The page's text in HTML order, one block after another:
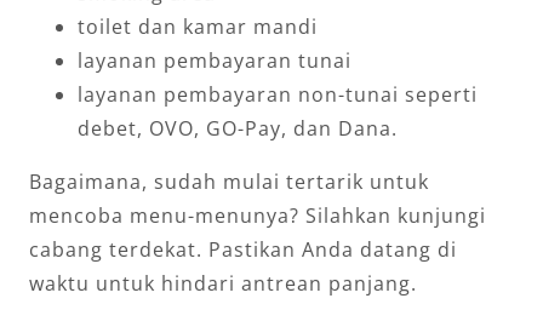
toilet dan kamar mandi
layanan pembayaran tunai
layanan pembayaran non-tunai seperti
debet, OVO, GO-Pay, dan Dana.
Bagaimana, sudah mulai tertarik untuk
mencoba menu-menunya? Silahkan kunjungi
cabang terdekat. Pastikan Anda datang di
waktu untuk hindari antrean panjang.